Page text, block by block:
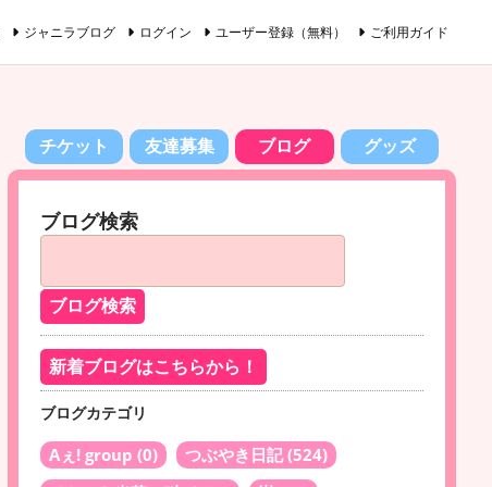
ジャニラブログ ログイン ユーザー登録（無料） ご利用ガイド
チケット 友達募集 ブログ グッズ
ブログ検索
新着ブログはこちらから！
ブログカテゴリ
Aぇ! group (0) つぶやき日記(524)